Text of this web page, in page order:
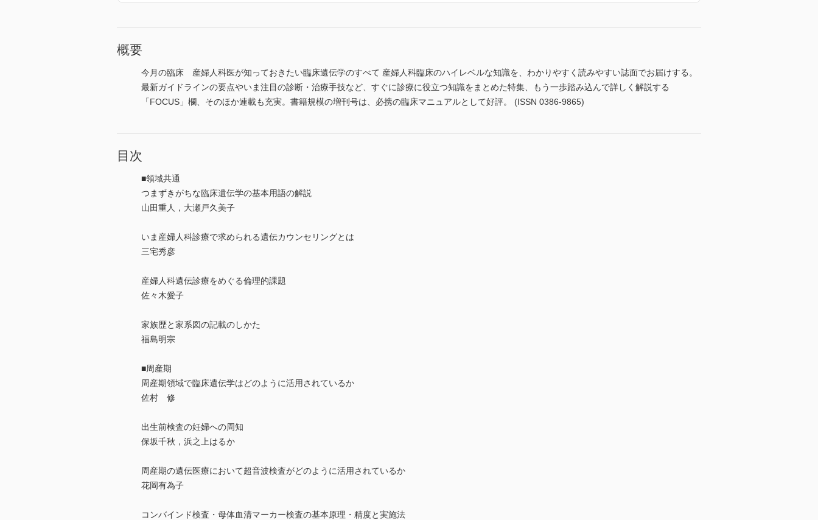
概要
今月の臨床 産婦人科医が知っておきたい臨床遺伝学のすべて 産婦人科臨床のハイレベルな知識を、わかりやすく読みやすい誌面でお届けする。
最新ガイドラインの要点やいま注目の診断・治療手技など、すぐに診療に役立つ知識をまとめた特集、もう一歩踏み込んで詳しく解説する
「FOCUS」欄、そのほか連載も充実。書籍規模の増刊号は、必携の臨床マニュアルとして好評。 (ISSN 0386-9865)
目次
■領域共通
つまずきがちな臨床遺伝学の基本用語の解説
山田重人，大瀬戸久美子
いま産婦人科診療で求められる遺伝カウンセリングとは
三宅秀彦
産婦人科遺伝診療をめぐる倫理的課題
佐々木愛子
家族歴と家系図の記載のしかた
福島明宗
■周産期
周産期領域で臨床遺伝学はどのように活用されているか
佐村 修
出生前検査の妊婦への周知
保坂千秋，浜之上はるか
周産期の遺伝医療において超音波検査がどのように活用されているか
花岡有為子
コンバインド検査・母体血清マーカー検査の基本原理・精度と実施法